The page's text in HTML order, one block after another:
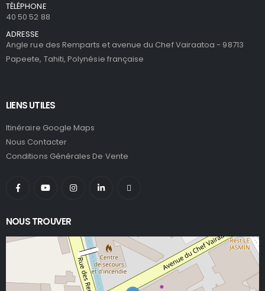
TÉLÉPHONE
40 50 52 88
ADRESSE
Angle rue des Remparts et avenue du Chef Vairaatoa - 98713
Papeete, Tahiti, Polynésie française
LIENS UTILES
Itinéraire Google Maps
Nous Contacter
Conditions Générales De Vente
NOUS TROUVER